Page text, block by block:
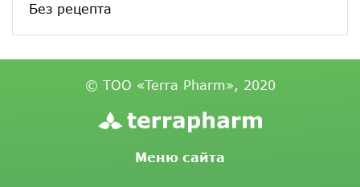
Без рецепта
© ТОО «Terra Pharm», 2020
Меню сайта